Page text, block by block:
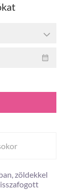
zöldekkel